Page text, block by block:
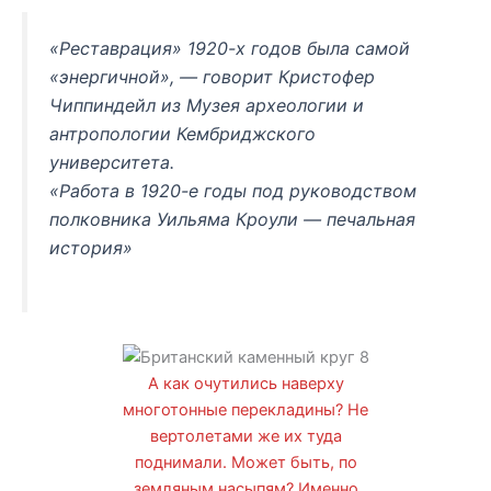
«Реставрация» 1920-х годов была самой
«энергичной», — говорит Кристофер
Чиппиндейл из Музея археологии и
антропологии Кембриджского
университета.
«Работа в 1920-е годы под руководством
полковника Уильяма Кроули — печальная
история»
А как очутились наверху
многотонные перекладины? Не
вертолетами же их туда
поднимали. Может быть, по